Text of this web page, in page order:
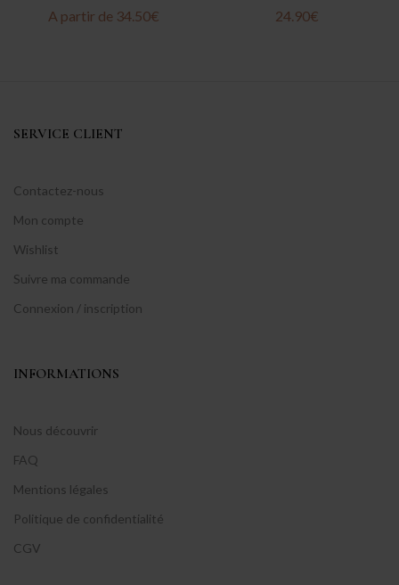
A partir de 34.50€ 24.90€
SERVICE CLIENT
Contactez-nous
Mon compte
Wishlist
Suivre ma commande
Connexion / inscription
INFORMATIONS
Nous découvrir
FAQ
Mentions légales
Politique de confidentialité
CGV